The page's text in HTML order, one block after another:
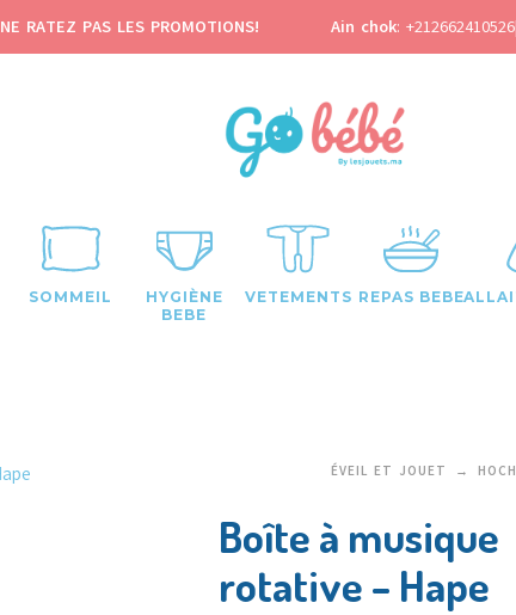
NE RATEZ PAS LES PROMOTIONS! Ain chok: +212662410526
SOMMEIL
HYGIÈNE
BEBE
VETEMENTS REPAS BEBE
ÉVEIL ET JOUET
Boîte à musique
rotative – Hape